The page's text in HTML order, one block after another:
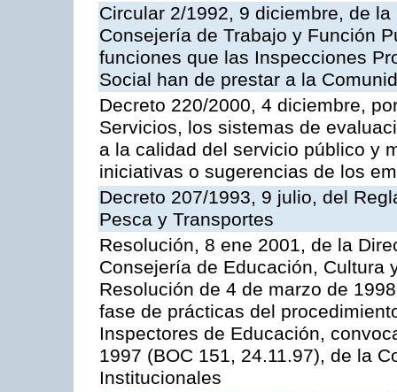
Circular 2/1992, 9 diciembre, de
Consejería de Trabajo y Función
funciones que las Inspecciones
Social han de prestar a la
Decreto 220/2000, 4 diciembre,
Servicios, los sistemas de
a la calidad del servicio público y
iniciativas o sugerencias de los
Decreto 207/1993, 9 julio, del
Pesca y Transportes
Resolución, 8 ene 2001, de la
Consejería de Educación, Cultura
Resolución de 4 de marzo de
fase de prácticas del
Inspectores de Educación,
1997 (BOC 151, 24.11.97), de la
Institucionales